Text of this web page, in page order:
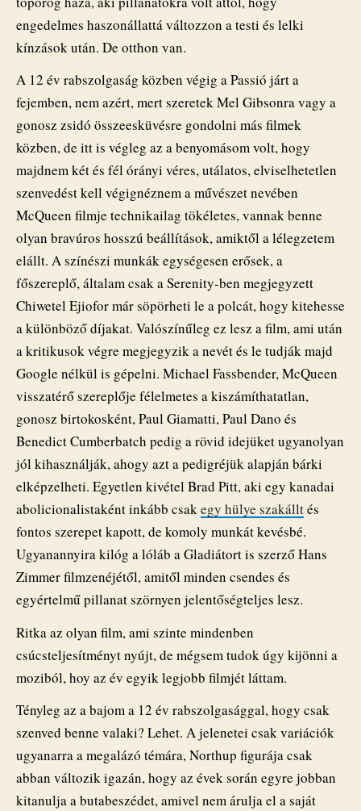
engedelmes haszonállattá változzon a testi és lelki
kínzások után. De otthon van.
A 12 év rabszolgaság közben végig a Passió járt a
fejemben, nem azért, mert szeretek Mel Gibsonra vagy a
gonosz zsidó összeesküvésre gondolni más filmek
közben, de itt is végleg az a benyomásom volt, hogy
majdnem két és fél órányi véres, utálatos, elviselhetetlen
szenvedést kell végignéznem a művészet nevében
McQueen filmje technikailag tökéletes, vannak benne
olyan bravúros hosszú beállítások, amiktől a lélegzetem
elállt. A színészi munkák egységesen erősek, a
főszereplő, általam csak a Serenity-ben megjegyzett
Chiwetel Ejiofor már söpörheti le a polcát, hogy kitehesse
a különböző díjakat. Valószínűleg ez lesz a film, ami után
a kritikusok végre megjegyzik a nevét és le tudják majd
Google nélkül is gépelni. Michael Fassbender, McQueen
visszatérő szereplője félelmetes a kiszámíthatatlan,
gonosz birtokosként, Paul Giamatti, Paul Dano és
Benedict Cumberbatch pedig a rövid idejüket ugyanolyan
jól kihasználják, ahogy azt a pedigréjük alapján bárki
elképzelheti. Egyetlen kivétel Brad Pitt, aki egy kanadai
abolicionalistaként inkább csakegy hülye szakálltés
fontos szerepet kapott, de komoly munkát kevésbé.
Ugyanannyira kilóg a lóláb a Gladiátort is szerző Hans
Zimmer filmzenéjétől, amitől minden csendes és
egyértelmű pillanat szörnyen jelentőségteljes lesz.
Ritka az olyan film, ami szinte mindenben
csúcsteljesítményt nyújt, de mégsem tudok úgy kijönni a
moziból, hoy az év egyik legjobb filmjét láttam.
Tényleg az a bajom a 12 év rabszolgasággal, hogy csak
szenved benne valaki? Lehet. A jelenetei csak variációk
ugyanarra a megalázó témára, Northup figurája csak
abban változik igazán, hogy az évek során egyre jobban
kitanulja a butabeszédet, amivel nem árulja el a saját